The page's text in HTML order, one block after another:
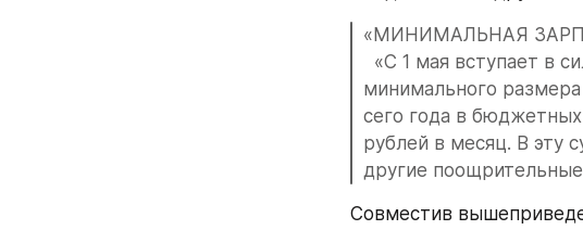
«МИНИМАЛЬНАЯ
«С 1 мая вступает в
минимального
сего года в
рублей в месяц. В эту
другие
Совместив